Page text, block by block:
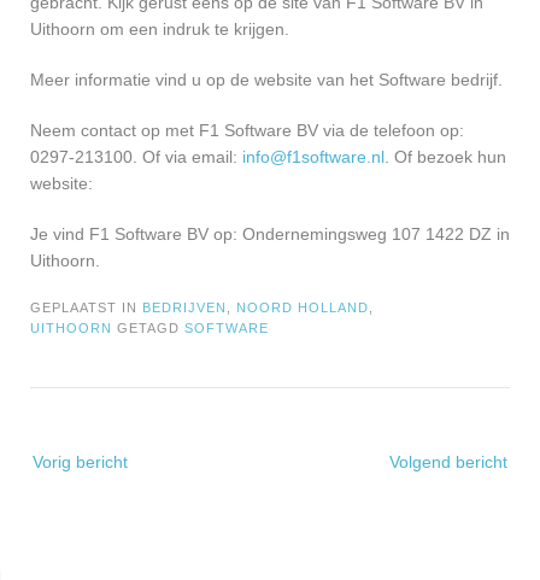
Uithoorn om een indruk te krijgen.
Meer informatie vind u op de website van het Software bedrijf.
Neem contact op met F1 Software BV via de telefoon op:
0297-213100. Of via email: info@f1software.nl . Of bezoek hun
website:
Je vind F1 Software BV op: Ondernemingsweg 107 1422 DZ in
Uithoorn.
GEPLAATST IN BEDRIJVEN NOORD HOLLAND
UITHOORN GETAGD SOFTWARE
navigatie
Vorig bericht Volgend bericht